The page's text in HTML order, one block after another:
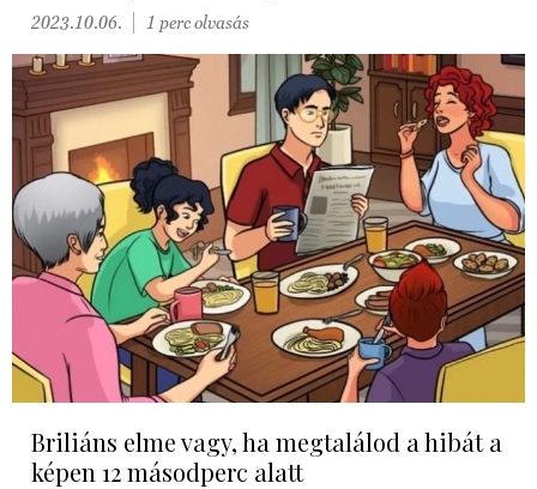
2023.10.06. 1 perc olvasás
Briliáns elme vagy, ha megtalálod a hibát a
képen 12 másodperc alatt